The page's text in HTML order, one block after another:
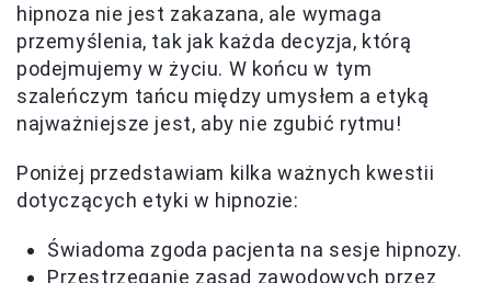
hipnoza nie jest zakazana, ale wymaga
przemyślenia, tak jak każda decyzja, którą
podejmujemy w życiu. W końcu w tym
szaleńczym tańcu między umysłem a etyką
najważniejsze jest, aby nie zgubić rytmu!
Poniżej przedstawiam kilka ważnych kwestii
dotyczących etyki w hipnozie:
Świadoma zgoda pacjenta na sesje hipnozy.
Przestrzeganie zasad zawodowych przez